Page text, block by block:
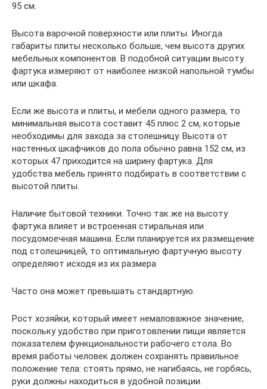
95 см.
Высота варочной поверхности или плиты. Иногда
габариты плиты несколько больше, чем высота других
мебельных компонентов. В подобной ситуации высоту
фартука измеряют от наиболее низкой напольной тумбы
или шкафа.
Если же высота и плиты, и мебели одного размера, то
минимальная высота составит 45 плюс 2 см, которые
необходимы для захода за столешницу. Высота от
настенных шкафчиков до пола обычно равна 152 см, из
которых 47 приходится на ширину фартука. Для
удобства мебель принято подбирать в соответствии с
высотой плиты.
Наличие бытовой техники. Точно так же на высоту
фартука влияет и встроенная стиральная или
посудомоечная машина. Если планируется их размещение
под столешницей, то оптимальную фартучную высоту
определяют исходя из их размера
Часто она может превышать стандартную.
Рост хозяйки, который имеет немаловажное значение,
поскольку удобство при приготовлении пищи является
показателем функциональности рабочего стола. Во
время работы человек должен сохранять правильное
положение тела: стоять прямо, не нагибаясь, не горбясь,
руки должны находиться в удобной позиции.